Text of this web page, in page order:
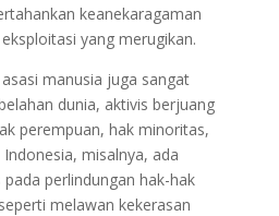
keanekaragaman
yang merugikan.
manusia juga sangat
dunia, aktivis berjuang
perempuan, hak minoritas,
misalnya, ada
perlindungan hak-hak
melawan kekerasan